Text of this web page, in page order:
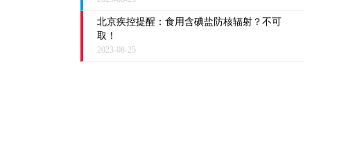
北京疾控提醒：食用含碘盐防核辐射？不可
取！
2023-08-25